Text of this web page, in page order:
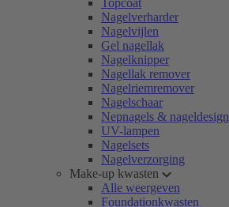
Topcoat
Nagelverharder
Nagelvijlen
Gel nagellak
Nagelknipper
Nagellak remover
Nagelriemremover
Nagelschaar
Nepnagels & nageldesign
UV-lampen
Nagelsets
Nagelverzorging
Make-up kwasten
Alle weergeven
Foundationkwasten